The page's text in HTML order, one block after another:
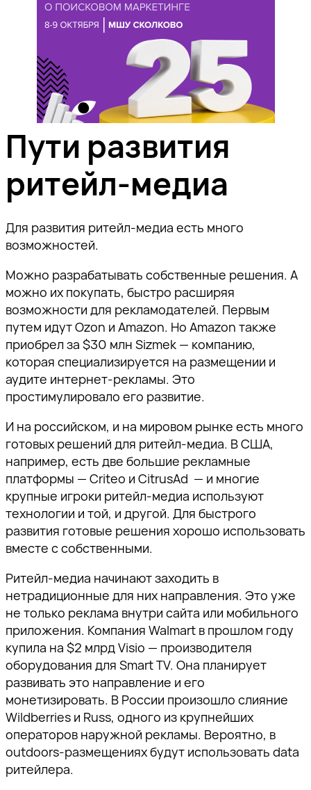
Пути развития
ритейл-медиа
Для развития ритейл-медиа есть много
возможностей.
Можно разрабатывать собственные решения. А
можно их покупать, быстро расширяя
возможности для рекламодателей. Первым
путем идут Ozon и Amazon. Но Amazon также
приобрел за $30 млн Sizmek — компанию,
которая специализируется на размещении и
аудите интернет-рекламы. Это
простимулировало его развитие.
И на российском, и на мировом рынке есть много
готовых решений для ритейл-медиа. В США,
например, есть две большие рекламные
платформы — Criteo и CitrusAd — и многие
крупные игроки ритейл-медиа используют
технологии и той, и другой. Для быстрого
развития готовые решения хорошо использовать
вместе с собственными.
Ритейл-медиа начинают заходить в
нетрадиционные для них направления. Это уже
не только реклама внутри сайта или мобильного
приложения. Компания Walmart в прошлом году
купила на $2 млрд Visio — производителя
оборудования для Smart TV. Она планирует
развивать это направление и его
монетизировать. В России произошло слияние
Wildberries и Russ, одного из крупнейших
операторов наружной рекламы. Вероятно, в
outdoors-размещениях будут использовать data
ритейлера.